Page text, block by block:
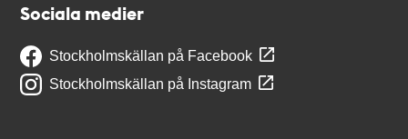
Sociala medier
Stockholmskällan på Facebook
Stockholmskällan på Instagram